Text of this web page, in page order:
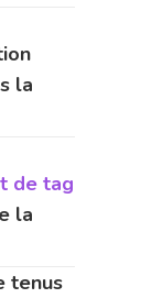
la
de tag
la
tenus